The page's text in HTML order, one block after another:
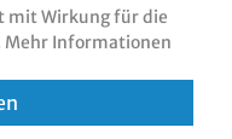
mit Wirkung für die
Mehr Informationen